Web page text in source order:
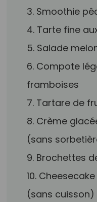
3. Smoothie
4. Tarte fine
5. Salade
6. Compote
framboises
7. Tartare de
8. Crème
(sans
9. Brochettes
10.
(sans cuisson)